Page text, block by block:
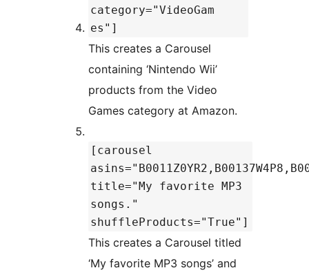
category="VideoGam
es"]
This creates a Carousel
containing ‘Nintendo Wii’
products from the Video
Games category at Amazon.
[carousel
title="My favorite MP3
songs."
shuffleProducts="True"]
This creates a Carousel titled
‘My favorite MP3 songs’ and